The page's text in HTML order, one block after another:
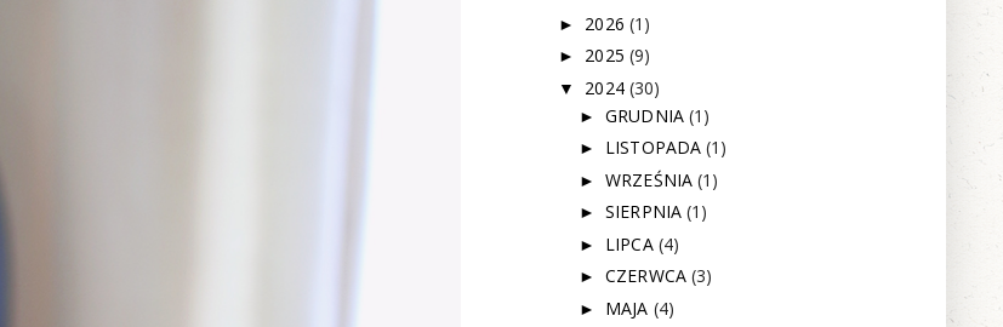
► 2026 (1)
► 2025 (9)
▼ 2024 (30)
►GRUDNIA (1)
► LISTOPADA(1)
►WRZEŚNIA(1)
►SIERPNIA(1)
► LIPCA (4)
►CZERWCA (3)
► MAJA (4)